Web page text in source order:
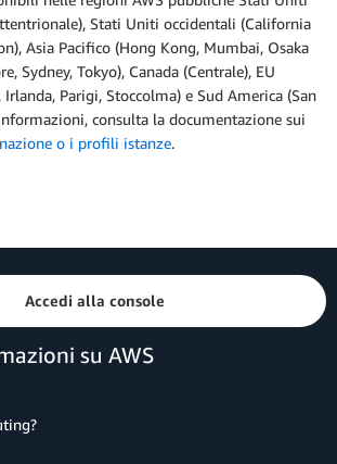
Stati Uniti occidentali (California
Asia Pacifico (Hong Kong, Mumbai, Osaka
Sydney, Tokyo), Canada (Centrale), EU
Parigi, Stoccolma) e Sud America (San
consulta la documentazione sui
o i profili istanze.
Accedi alla console
su AWS